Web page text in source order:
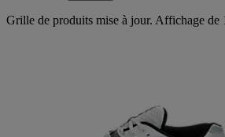
Grille de produits mise à jour. Affichage de